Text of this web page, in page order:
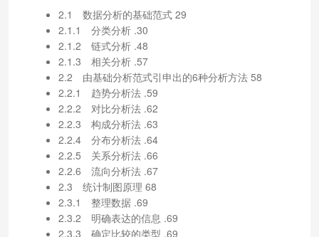
2.1 数据分析的基础范式 29
2.1.1 分类分析 .30
2.1.2 链式分析 .48
2.1.3 相关分析 .57
2.2 由基础分析范式引申出的6种分析方法 58
2.2.1 趋势分析法 .59
2.2.2 对比分析法 .62
2.2.3 构成分析法 .63
2.2.4 分布分析法 .64
2.2.5 关系分析法 .66
2.2.6 流向分析法 .67
2.3 统计制图原理 68
2.3.1 整理数据 .69
2.3.2 明确表达的信息 .69
2.3.3 确定比较的类型 .69